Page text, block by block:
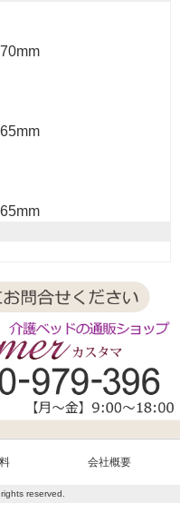
会社概要
reserved.